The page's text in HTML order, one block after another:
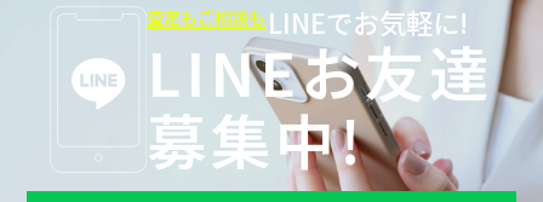
査定もご相談も LINEでお気軽に!
LINEお友達
募集中!